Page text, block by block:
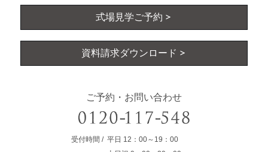
式場見学ご予約
資料請求ダウンロード
ご予約・お問い合わせ
受付時間 平日 12：00～19：00